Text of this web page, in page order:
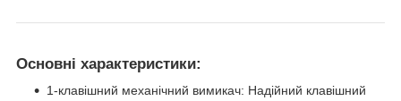
Основні характеристики:
1-клавішний механічний вимикач: Надійний клавішний